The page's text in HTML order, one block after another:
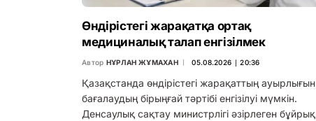
Өндірістегі жарақатқа ортақ
медициналық талап енгізілмек
Автор НҰРЛАН ЖҰМАХАН 05.08.2026 ∣ 20:36
Қазақстанда өндірістегі жарақаттың ауырлығын
бағалаудың бірыңғай тәртібі енгізілуі мүмкін.
Денсаулық сақтау министрлігі әзірлеген бұйрық